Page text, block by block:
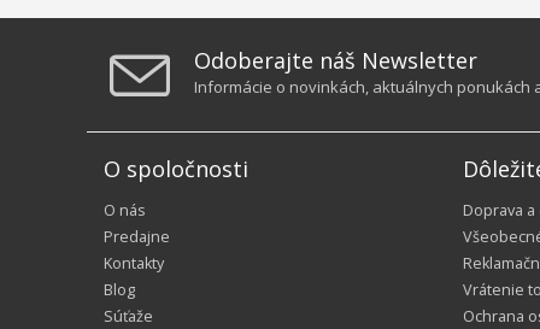
Odoberajte náš Newsletter
Informácie o novinkách, aktuálnych ponukách
O spoločnosti
O nás
Predajne
Kontakty
Blog
Súťaže
Doprava
Vrátenie
Ochrana